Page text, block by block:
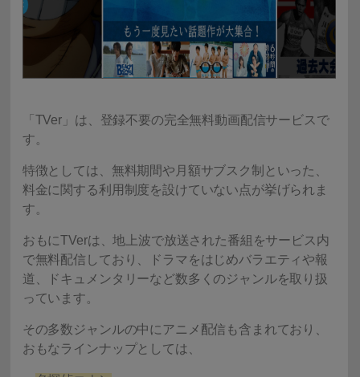
「TVer」は、登録不要の完全無料動画配信サービスで
す。
特徴としては、無料期間や月額サブスク制といった、
料金に関する利用制度を設けていない点が挙げられま
す。
おもにTVerは、地上波で放送された番組をサービス内
で無料配信しており、ドラマをはじめバラエティや報
道、ドキュメンタリーなど数多くのジャンルを取り扱
っています。
その多数ジャンルの中にアニメ配信も含まれており、
おもなラインナップとしては、